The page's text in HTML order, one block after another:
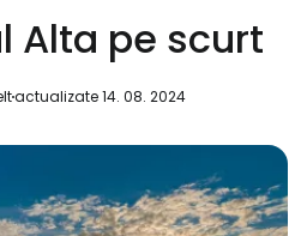
Alta pe scurt
actualizate 14. 08. 2024
a călătorilor
cu Facebook